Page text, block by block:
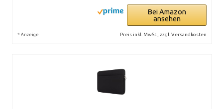
Bei Amazon
ansehen
* Anzeige Preis inkl. MwSt., zzgl. Versandkosten